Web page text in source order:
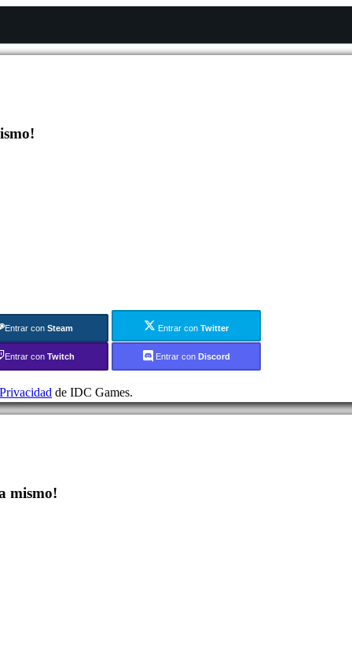
Entrar con Steam Entrar con Twitter
Entrar con Twitch Entrar con Discord
de IDC Games.
mismo!